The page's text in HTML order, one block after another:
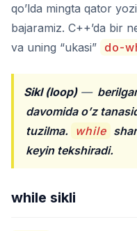
qo’lda mingta qator
bajaramiz. C++’da bir
va uning “ukasi” do-
Sikl (loop)—
davomida o’z
tuzilma.
while
keyin tekshiradi.
while sikli